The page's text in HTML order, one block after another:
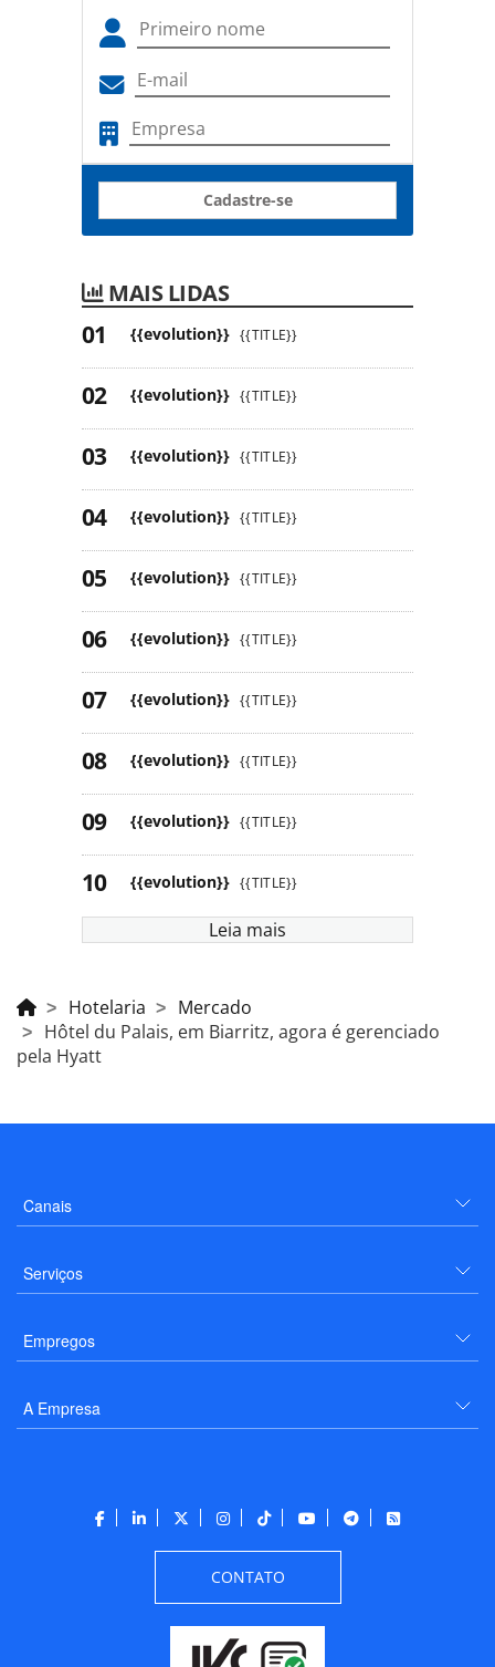
Cadastre-se
MAIS LIDAS
{{evolution}} {{TITLE}}
{{evolution}} {{TITLE}}
{{evolution}} {{TITLE}}
{{evolution}} {{TITLE}}
{{evolution}} {{TITLE}}
{{evolution}} {{TITLE}}
{{evolution}} {{TITLE}}
{{evolution}} {{TITLE}}
{{evolution}} {{TITLE}}
{{evolution}} {{TITLE}}
Leia mais
Hotelaria
Mercado
Hôtel du Palais, em Biarritz, agora é gerenciado
pela Hyatt
Canais
Serviços
Empregos
A Empresa
CONTATO